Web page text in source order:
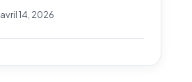
RECHERCHE DE
avril 14, 2026